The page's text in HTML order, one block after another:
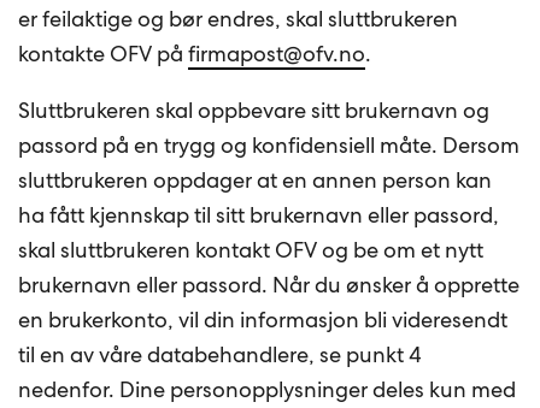
er feilaktige og bør endres, skal sluttbrukeren
kontakte OFV påfirmapost@ofv.no.
Sluttbrukeren skal oppbevare sitt brukernavn og
passord på en trygg og konfidensiell måte. Dersom
sluttbrukeren oppdager at en annen person kan
ha fått kjennskap til sitt brukernavn eller passord,
skal sluttbrukeren kontakt OFV og be om et nytt
brukernavn eller passord. Når du ønsker å opprette
en brukerkonto, vil din informasjon bli videresendt
til en av våre databehandlere, se punkt 4
nedenfor. Dine personopplysninger deles kun med